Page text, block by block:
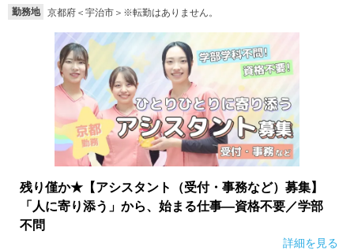
勤務地
京都府＜宇治市＞※転勤はありません。
残り僅か★【アシスタント（受付・事務など）募集】
「人に寄り添う」から、始まる仕事―資格不要／学部
不問
詳細を見る